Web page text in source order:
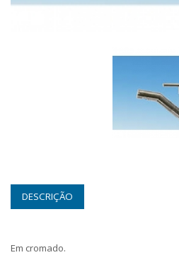
DESCRIÇÃO
Em cromado.